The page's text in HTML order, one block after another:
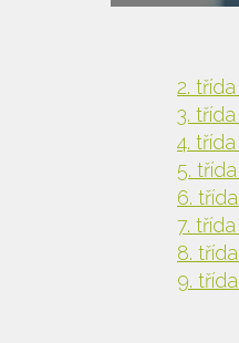
2. třída
3. třída
4. třída
5. třída
6. třída
7. třída
8. třída
9. třída